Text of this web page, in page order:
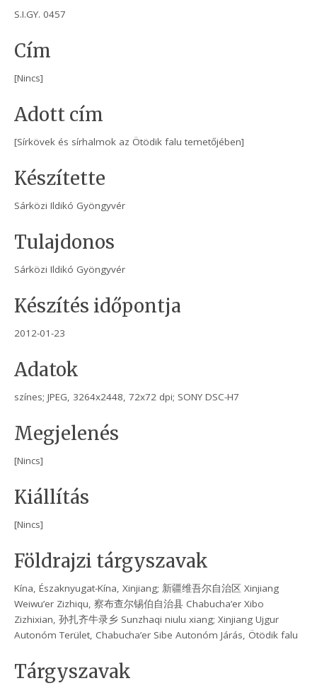
S.I.GY. 0457
Cím
[Nincs]
Adott cím
[Sírkövek és sírhalmok az Ötödik falu temetőjében]
Készítette
Sárközi Ildikó Gyöngyvér
Tulajdonos
Sárközi Ildikó Gyöngyvér
Készítés időpontja
2012-01-23
Adatok
színes; JPEG, 3264x2448, 72x72 dpi; SONY DSC-H7
Megjelenés
[Nincs]
Kiállítás
[Nincs]
Földrajzi tárgyszavak
Kína, Északnyugat-Kína, Xinjiang; 新疆维吾尔自治区 Xinjiang
Weiwu’er Zizhiqu, 察布查尔锡伯自治县 Chabucha’er Xibo
Zizhixian, 孙扎齐牛录乡 Sunzhaqi niulu xiang; Xinjiang Ujgur
Autonóm Terület, Chabucha’er Sibe Autonóm Járás, Ötödik falu
Tárgyszavak